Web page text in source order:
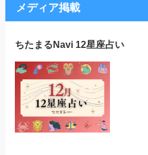
メディア掲載
ちたまるNavi 12星座占い